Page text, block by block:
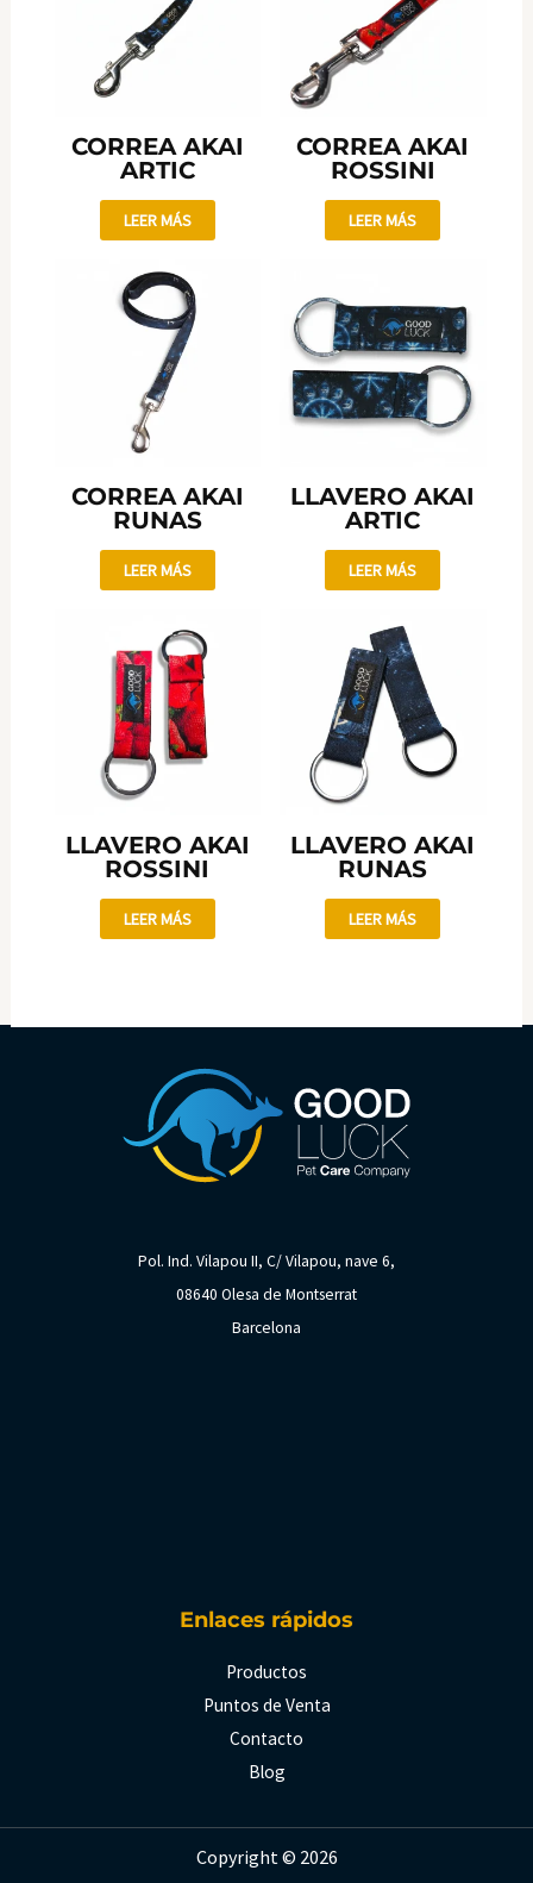
CORREA AKAI
ARTIC
LEER MÁS
CORREA AKAI
ROSSINI
LEER MÁS
CORREA AKAI
RUNAS
LEER MÁS
LLAVERO AKAI
ARTIC
LEER MÁS
LLAVERO AKAI
ROSSINI
LEER MÁS
LLAVERO AKAI
RUNAS
LEER MÁS
Pol. Ind. Vilapou II, C/ Vilapou, nave 6,
08640 Olesa de Montserrat
Barcelona
Enlaces rápidos
Productos
Puntos de Venta
Contacto
Blog
Copyright © 2026